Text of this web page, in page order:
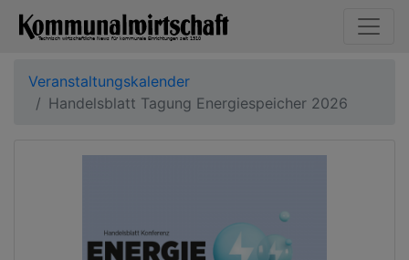
Veranstaltungskalender
Handelsblatt Tagung Energiespeicher 2026